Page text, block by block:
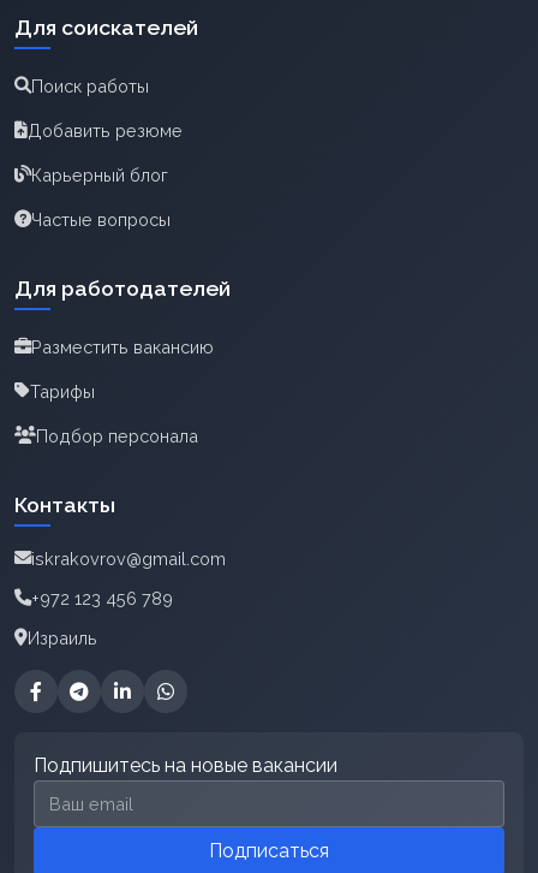
Для соискателей
Поиск работы
Добавить резюме
Карьерный блог
Частые вопросы
Для работодателей
Разместить вакансию
Тарифы
Подбор персонала
Контакты
iskrakovrov@gmail.com
+972 123 456 789
Израиль
Подпишитесь на новые вакансии
Email для подписки
Подписаться